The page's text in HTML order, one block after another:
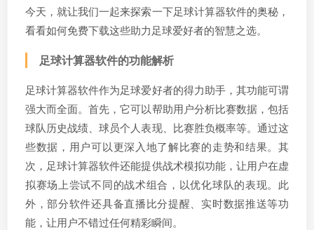
今天，就让我们一起来探索一下足球计算器软件的奥秘，
看看如何免费下载这些助力足球爱好者的智慧之选。
足球计算器软件的功能解析
足球计算器软件作为足球爱好者的得力助手，其功能可谓
强大而全面。首先，它可以帮助用户分析比赛数据，包括
球队历史战绩、球员个人表现、比赛胜负概率等。通过这
些数据，用户可以更深入地了解比赛的走势和结果。其
次，足球计算器软件还能提供战术模拟功能，让用户在虚
拟赛场上尝试不同的战术组合，以优化球队的表现。此
外，部分软件还具备直播比分提醒、实时数据推送等功
能，让用户不错过任何精彩瞬间。